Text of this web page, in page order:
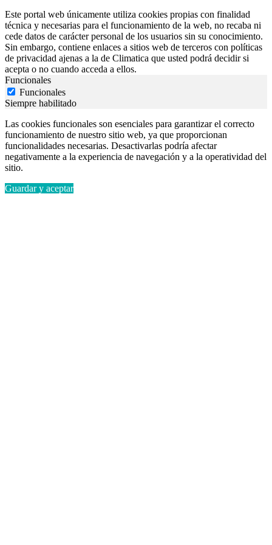
Este portal web únicamente utiliza cookies propias con finalidad
técnica y necesarias para el funcionamiento de la web, no recaba ni
cede datos de carácter personal de los usuarios sin su conocimiento.
Sin embargo, contiene enlaces a sitios web de terceros con políticas
de privacidad ajenas a la de Climatica que usted podrá decidir si
acepta o no cuando acceda a ellos.
Funcionales
Funcionales
Siempre habilitado
Las cookies funcionales son esenciales para garantizar el correcto
funcionamiento de nuestro sitio web, ya que proporcionan
funcionalidades necesarias. Desactivarlas podría afectar
negativamente a la experiencia de navegación y a la operatividad del
sitio.
Guardar y aceptar